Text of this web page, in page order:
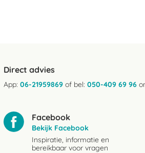
Direct advies
App: 06-21959869 of bel: 050-409 69 96
Facebook
Bekijk Facebook
Inspiratie, informatie en
bereikbaar voor vragen